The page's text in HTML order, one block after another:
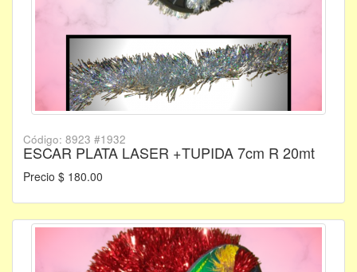
Código: 8923 #1932
ESCAR PLATA LASER +TUPIDA 7cm R 20mt
Precio $ 180.00